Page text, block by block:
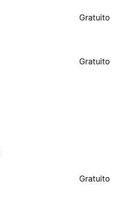
Gratuito
Gratuito
Gratuito